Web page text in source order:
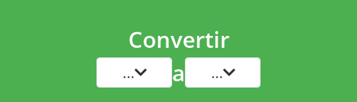
Convertir
... a ...